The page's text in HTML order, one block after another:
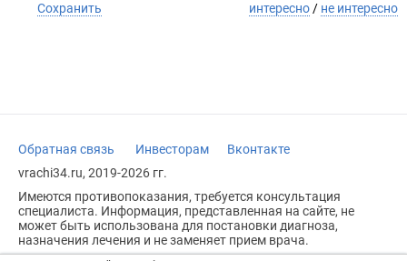
Сохранить интересно / не интересно
Обратная связь Инвесторам
Вконтакте
vrachi34.ru, 2019-2026 гг.
Имеются противопоказания, требуется консультация
специалиста. Информация, представленная на сайте, не
может быть использована для постановки диагноза,
назначения лечения и не заменяет прием врача.